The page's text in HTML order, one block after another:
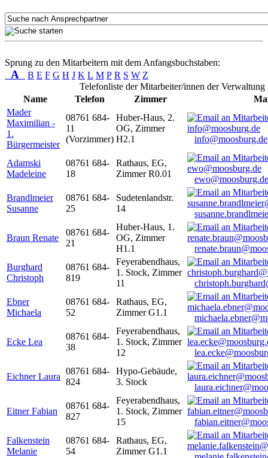
Sprung zu den Mitarbeitern mit dem Anfangsbuchstaben:
A B E F G H J K L M P R S W Z
Telefonliste der Mitarbeiter/innen der Verwaltung
Name
Telefon Zimmer
Mader
Maximilian -
1.
Bürgermeister
08761 684-
11
(Vorzimmer)
Huber-Haus, 2.
OG, Zimmer
H2.1
info@moosburg.de
Adamski
Madeleine
08761 684-
18
Rathaus, EG,
Zimmer R0.01
ewo@moosburg.de
Brandlmeier
Susanne
08761 684-
25
Sudetenlandstr.
14
Braun Renate
08761 684-
21
Huber-Haus, 1.
OG, Zimmer
H1.1
Burghard
Christoph
08761 684-
819
Feyerabendhaus,
1. Stock, Zimmer
11
Ebner
Michaela
08761 684-
52
Rathaus, EG,
Zimmer G1.1
Ecke Lea
08761 684-
38
Feyerabendhaus,
1. Stock, Zimmer
12
Eichner Laura
08761 684-
824
Hypo-Gebäude,
3. Stock
Eitner Fabian
08761 684-
827
Feyerabendhaus,
1. Stock, Zimmer
15
Falkenstein
Melanie
08761 684-
54
Rathaus, EG,
Zimmer G1.1